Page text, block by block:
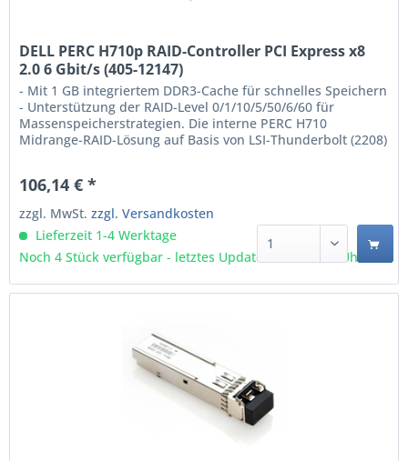
DELL PERC H710p RAID-Controller PCI Express x8
2.0 6 Gbit/s (405-12147)
- Mit 1 GB integriertem DDR3-Cache für schnelles Speichern
- Unterstützung der RAID-Level 0/1/10/5/50/6/60 für
Massenspeicherstrategien. Die interne PERC H710
Midrange-RAID-Lösung auf Basis von LSI-Thunderbolt (2208)
H710 Adapter verfügt über 1 GB integrierten...
106,14 € *
zzgl. MwSt.zzgl. Versandkosten
Lieferzeit 1-4 Werktage
Noch 4 Stück verfügbar - letztes Update 09.08 - 3:03 Uhr